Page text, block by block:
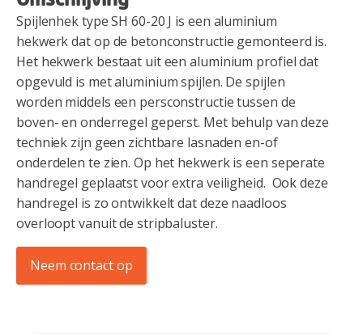
Spijlenhek type SH 60-20 J is een aluminium
hekwerk dat op de betonconstructie gemonteerd is.
Het hekwerk bestaat uit een aluminium profiel dat
opgevuld is met aluminium spijlen. De spijlen
worden middels een persconstructie tussen de
boven- en onderregel geperst. Met behulp van deze
techniek zijn geen zichtbare lasnaden en-of
onderdelen te zien. Op het hekwerk is een seperate
handregel geplaatst voor extra veiligheid. Ook deze
handregel is zo ontwikkelt dat deze naadloos
overloopt vanuit de stripbaluster.
Neem contact op